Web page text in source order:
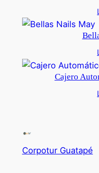
Cajero
Corpotur Guatapé